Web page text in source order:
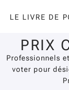
LE LIVRE DE
PRIX
Professionnels
voter pour